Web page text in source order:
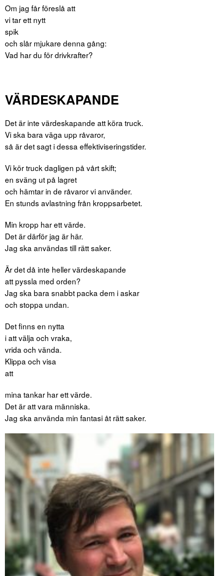
Om jag får föreslå att
vi tar ett nytt
spik
och slår mjukare denna gång:
Vad har du för drivkrafter?
VÄRDESKAPANDE
Det är inte värdeskapande att köra truck.
Vi ska bara väga upp råvaror,
så är det sagt i dessa effektiviseringstider.
Vi kör truck dagligen på vårt skift;
en sväng ut på lagret
och hämtar in de råvaror vi använder.
En stunds avlastning från kroppsarbetet.
Min kropp har ett värde.
Det är därför jag är här.
Jag ska användas till rätt saker.
Är det då inte heller värdeskapande
att pyssla med orden?
Jag ska bara snabbt packa dem i askar
och stoppa undan.
Det finns en nytta
i att välja och vraka,
vrida och vända.
Klippa och visa
att
mina tankar har ett värde.
Det är att vara människa.
Jag ska använda min fantasi åt rätt saker.